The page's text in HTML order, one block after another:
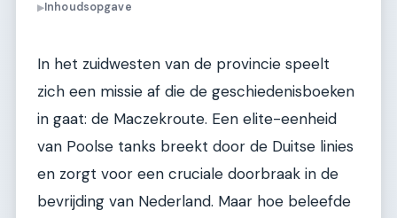
▶Inhoudsopgave
In het zuidwesten van de provincie speelt
zich een missie af die de geschiedenisboeken
in gaat: de Maczekroute. Een elite-eenheid
van Poolse tanks breekt door de Duitse linies
en zorgt voor een cruciale doorbraak in de
bevrijding van Nederland. Maar hoe beleefde